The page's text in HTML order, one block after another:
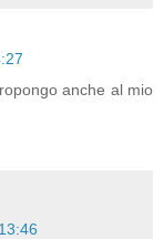
anche al mio